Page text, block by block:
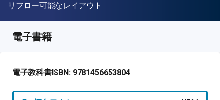
形式
リフロー可能なレイアウト
電子書籍
電子教科書ISBN: 9781456653804